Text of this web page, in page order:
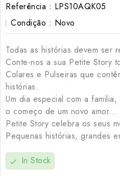
Referência : LPS10AQK05
Condição : Novo
Todas as histórias devem ser
Conte-nos a sua Petite Story
Colares e Pulseiras que
histórias.
Um dia especial com a
o começo de um novo amor...
Petite Story celebra os seus
Pequenas histórias, grandes
check In Stock